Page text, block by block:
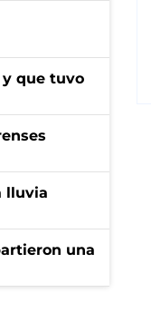
y que tuvo
lluvia
una